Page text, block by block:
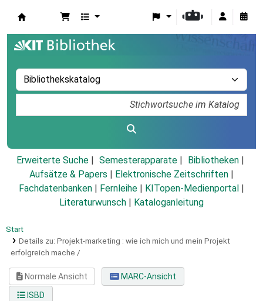
Erweiterte Suche Semesterapparate
Bibliotheken
Aufsätze & Papers
Elektronische Zeitschriften
Fachdatenbanken
Fernleihe KITopen-Medienportal
Literaturwunsch
Kataloganleitung
Start
Details zu: Projekt-marketing : wie ich mich und mein Projekt
erfolgreich mache /
Normale Ansicht
MARC-Ansicht
ISBD